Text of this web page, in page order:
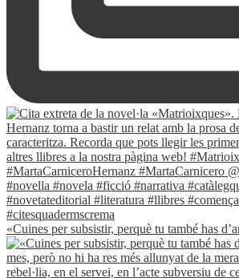
«Cuines per subsistir, perquè tu també has